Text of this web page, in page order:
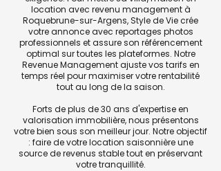
location avec revenu management à
Roquebrune-sur-Argens, Style de Vie crée
votre annonce avec reportages photos
professionnels et assure son référencement
optimal sur toutes les plateformes. Notre
Revenue Management ajuste vos tarifs en
temps réel pour maximiser votre rentabilité
tout au long de la saison.
Forts de plus de 30 ans d'expertise en
valorisation immobilière, nous présentons
votre bien sous son meilleur jour. Notre objectif
: faire de votre location saisonnière une
source de revenus stable tout en préservant
votre tranquillité.